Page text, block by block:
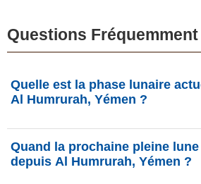
Questions
Quelle est la phase lunaire
Al Humrurah, Yémen ?
la Lune est dans la phaseDernier
d'illumination, elle a 25.67 jours et se
Quand la prochaine pleine
depuis Al Humrurah, Yémen ?